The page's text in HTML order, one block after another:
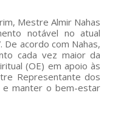
Mestre Almir Nahas
notável no atual
De acordo com Nahas,
cada vez maior da
(OE) em apoio às
Representante dos
e manter o bem-estar